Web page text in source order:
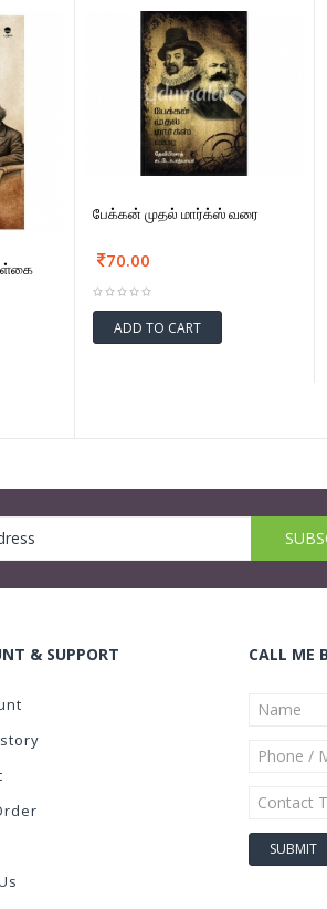
பேக்கன் முதல் மார்க்ஸ் வரை
70.00
ADD TO CART
& SUPPORT CALL ME